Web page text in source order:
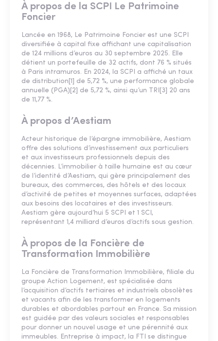
À propos de la SCPI Le Patrimoine
Foncier
Lancée en 1968, Le Patrimoine Foncier est une SCPI
diversifiée à capital fixe affichant une capitalisation
de 124 millions d’euros au 30 septembre 2025. Elle
détient un portefeuille de 32 actifs, dont 76 % situés
à Paris intramuros. En 2024, la SCPI a affiché un taux
de distribution[1] de 5,72 %, une performance globale
annuelle (PGA)[2] de 5,72 %, ainsi qu’un TRI[3] 20 ans
de 11,77 %.
À propos d’Aestiam
Acteur historique de l’épargne immobilière, Aestiam
offre des solutions d’investissement aux particuliers
et aux investisseurs professionnels depuis des
décennies. L’immobilier à taille humaine est au cœur
de l’identité d’Aestiam, qui gère principalement des
bureaux, des commerces, des hôtels et des locaux
d’activité de petites et moyennes surfaces, adaptées
aux besoins des locataires et des investisseurs.
Aestiam gère aujourd’hui 5 SCPI et 1 SCI,
représentant 1,4 milliard d’euros d’actifs sous gestion.
À propos de la Foncière de
Transformation Immobilière
La Foncière de Transformation Immobilière, filiale du
groupe Action Logement, est spécialisée dans
l’acquisition d’actifs tertiaires et industriels obsolètes
et vacants afin de les transformer en logements
durables et abordables partout en France. Sa mission
est guidée par des valeurs sociales et responsables
pour donner un nouvel usage et une pérennité aux
immeubles. Entreprise à impact, la FTI se distingue